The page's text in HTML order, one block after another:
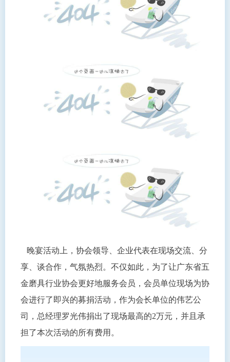
晚宴活动上，协会领导、企业代表在现场交流、分
享、谈合作，气氛热烈。不仅如此，为了让广东省五
金磨具行业协会更好地服务会员，会员单位现场为协
会进行了即兴的募捐活动，作为会长单位的伟艺公
司，总经理罗光伟捐出了现场最高的2万元，并且承
担了本次活动的所有费用。